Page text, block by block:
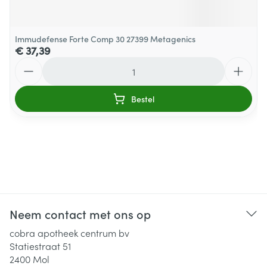
Immudefense Forte Comp 30 27399 Metagenics
€ 37,39
Bestel
Neem contact met ons op
cobra apotheek centrum bv
Statiestraat 51
2400 Mol